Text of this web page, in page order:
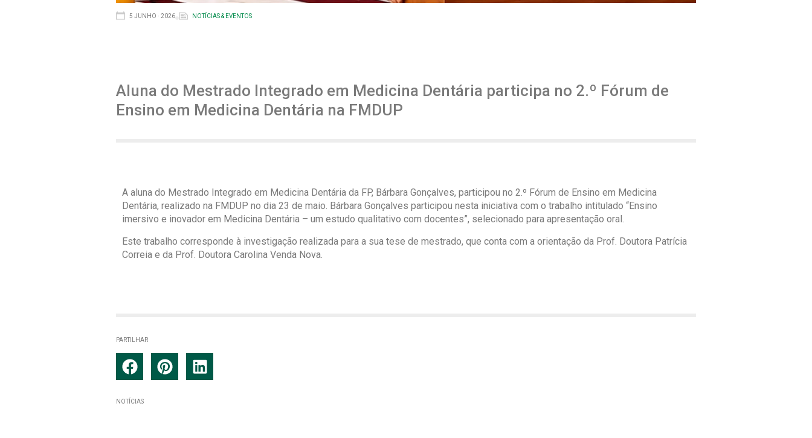
5 JUNHO · 2026 NOTÍCIAS & EVENTOS
Aluna do Mestrado Integrado em Medicina Dentária participa no 2.º Fórum de
Ensino em Medicina Dentária na FMDUP
A aluna do Mestrado Integrado em Medicina Dentária da FP, Bárbara Gonçalves, participou no 2.º Fórum de Ensino em Medicina
Dentária, realizado na FMDUP no dia 23 de maio. Bárbara Gonçalves participou nesta iniciativa com o trabalho intitulado “Ensino
imersivo e inovador em Medicina Dentária – um estudo qualitativo com docentes”, selecionado para apresentação oral.
Este trabalho corresponde à investigação realizada para a sua tese de mestrado, que conta com a orientação da Prof. Doutora Patrícia
Correia e da Prof. Doutora Carolina Venda Nova.
PARTILHAR
NOTÍCIAS